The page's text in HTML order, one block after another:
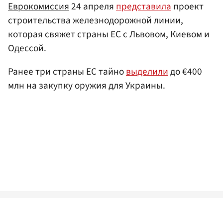
Еврокомиссия24 апреляпредставилапроект
строительства железнодорожной линии,
которая свяжет страны ЕС с Львовом, Киевом и
Одессой.
Ранее три страны ЕС тайновыделилидо €400
млн на закупку оружия для Украины.